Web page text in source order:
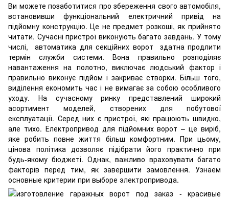
Ви можете позаботитися про збереження свого автомобіля,
встановивши функціональний електричний привід на
підйомну конструкцію.Це не предмет розкоші, як прийнято
читати. Сучасні пристрої виконують багато завдань. У тому
числі, автоматика для секційних ворот здатна продлити
термін служби системи.Вона правильно розподіляє
навантаження на полотно, виключає людський фактор і
правильно виконує підйом і закриває створки. Більш того,
виділення економить час і не вимагає за собою особливого
уходу. На сучасному ринку представлений широкий
асортимент моделей, створених для побутової
експлуатації. Серед них є пристрої, які працюють швидко,
але тихо. Електропривод для підйомних ворот – це виріб,
яке робить повне життя більш комфортним. При цьому,
цінова політика дозволяє підібрати його практично при
будь-якому бюджеті. Однак, важливо враховувати багато
факторів перед тим, як завершити замовлення. Узнаем
основные критерии при выборе электропривода.